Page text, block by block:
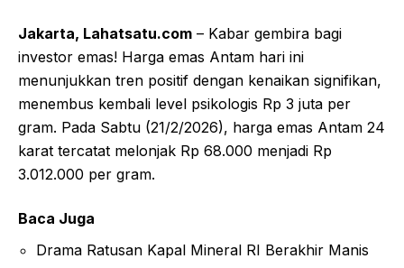
Jakarta, Lahatsatu.com – Kabar gembira bagi
investor emas! Harga emas Antam hari ini
menunjukkan tren positif dengan kenaikan signifikan,
menembus kembali level psikologis Rp 3 juta per
gram. Pada Sabtu (21/2/2026), harga emas Antam 24
karat tercatat melonjak Rp 68.000 menjadi Rp
3.012.000 per gram.
Baca Juga
Drama Ratusan Kapal Mineral RI Berakhir Manis